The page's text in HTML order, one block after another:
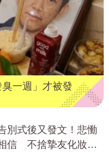
一週」才被發
別式後又發文！悲慟
信 不捨摯友化妝師